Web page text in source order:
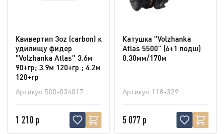
Квивертип 3oz (carbon) к
удилищу фидер
"Volzhanka Atlas" 3.6м
90+гр; 3.9м 120+гр ; 4.2м
120+гр
Артикул 500-034017
1 210 р
Катушка "Volzhanka
Atlas 5500" (6+1 подш)
0.30мм/170м
Артикул 118-329
5 077 р